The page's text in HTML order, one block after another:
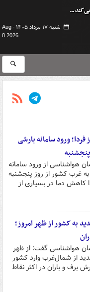
شنبه ۱۷ مرداد ۱۴۰۵ -
Aug
8 2026
ورود سامانه بارشی
هواشناسی از ورود سامانه
غرب کشور از روز پنجشنبه
کاهش دما در بسیاری از
به کشور از ظهر امروز؛
هواشناسی گفت: از ظهر
از شمال‌غرب وارد کشور
برف و باران در اکثر نقاط